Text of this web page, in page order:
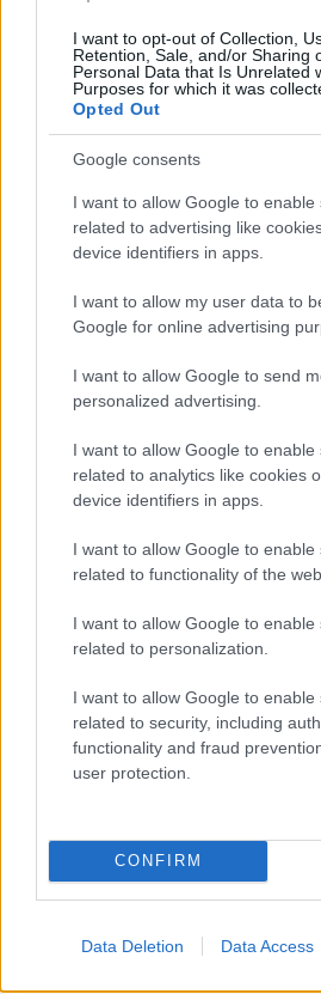
I want to opt-out of Collection,
Retention, Sale, and/or Sharing
Personal Data that Is Unrelated
Purposes for which it was
Opted Out
Google consents
I want to allow Google to enable
related to advertising like
device identifiers in apps.
I want to allow my user data to
Google for online advertising
I want to allow Google to send
personalized advertising.
I want to allow Google to enable
related to analytics like cookies
device identifiers in apps.
I want to allow Google to enable
related to functionality of the
I want to allow Google to enable
related to personalization.
I want to allow Google to enable
related to security, including
functionality and fraud
user protection.
CONFIRM
Data Deletion Data Access
ΡΟΗ ΕΙΔΗΣΕΩΝ
«Αντίο» με ήττα για τις διεθνείς
Ουρμπίνο
Το πάλεψε μέχρι τέλους η
στην Ιταλία Β’
06/08/2026
Η FIVB σχεδιάζει να διοργανώσει
Έτοιμη για… υψηλές πτήσεις η
με τον «Ιπτάμενο Ολλανδό»
05/08/2026
Ισόπαλο το πρωτο φιλικό τεστ της
Ουρμπίνο
05/08/2026
Προς στρατηγική συνεργασία
Πανεπιστημίου Πατρών